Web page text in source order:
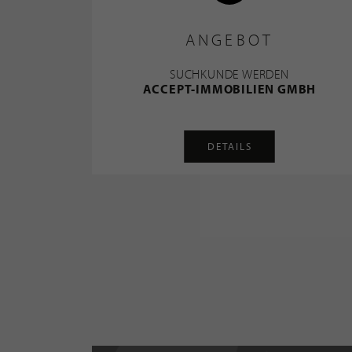
ANGEBOT
SUCHKUNDE WERDEN
ACCEPT-IMMOBILIEN GMBH
DETAILS